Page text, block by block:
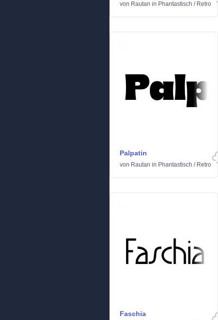
von Rautan in Phantastisch / Retro
Palpatin
von Rautan in Phantastisch / Retro
Faschia